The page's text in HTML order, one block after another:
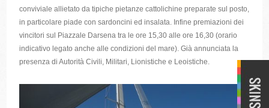
conviviale allietato da tipiche pietanze cattolichine preparate sul posto,
in particolare piade con sardoncini ed insalata. Infine premiazioni dei
vincitori sul Piazzale Darsena tra le ore 15,30 alle ore 16,30 (orario
indicativo legato anche alle condizioni del mare). Già annunciata la
presenza di Autorità Civili, Militari, Lionistiche e Leoistiche.